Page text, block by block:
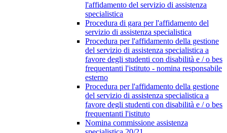
l'affidamento del servizio di assistenza
specialistica
Procedura di gara per l'affidamento del
servizio di assistenza specialistica
Procedura per l'affidamento della gestione
del servizio di assistenza specialistica a
favore degli studenti con disabilità e / o bes
frequentanti l'istituto - nomina responsabile
esterno
Procedura per l'affidamento della gestione
del servizio di assistenza specialistica a
favore degli studenti con disabilità e / o bes
frequentanti l'istituto
Nomina commissione assistenza